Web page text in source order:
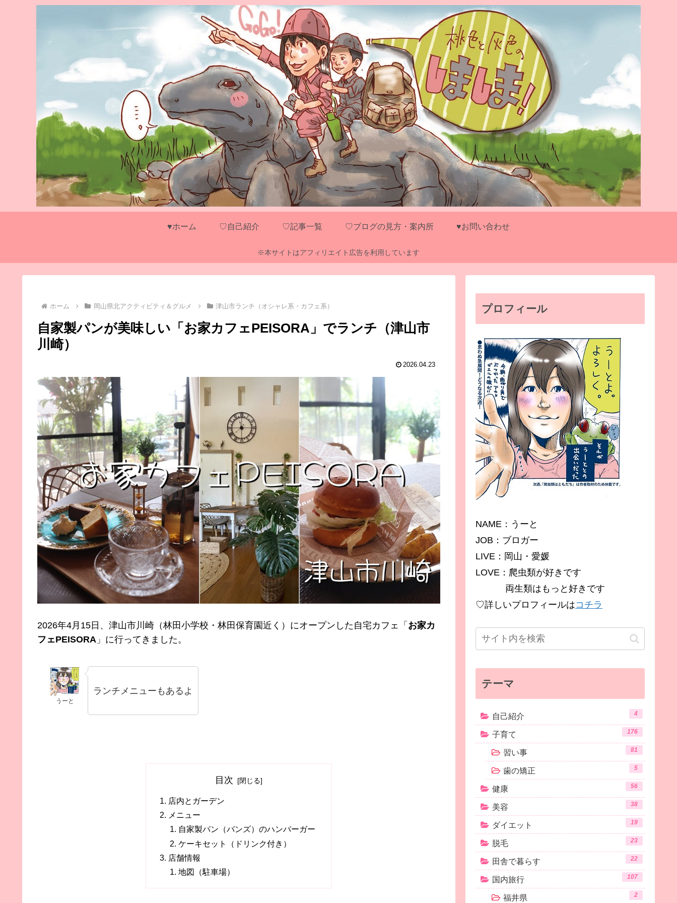
♥ホーム ♡自己紹介 ♡記事一覧 ♡ブログの見方・案内所 ♥お問い合わせ
※本サイトはアフィリエイト広告を利用しています
ホーム 岡山県北アクティビティ＆グルメ 津山市ランチ（オシャレ系・カフェ系）
自家製パンが美味しい「お家カフェPEISORA」でランチ（津山市
川崎）
2026.04.23
2026年4月15日、津山市川崎（林田小学校・林田保育園近く）にオープンした自宅カフェ「 お家カ
フェPEISORA 」に行ってきました。
うーと
ランチメニューもあるよ
目次
店内とガーデン
メニュー
自家製パン（バンズ）のハンバーガー
ケーキセット（ドリンク付き）
店舗情報
地図（駐車場）
プロフィール
NAME：うーと
JOB：ブロガー
LIVE：岡山・愛媛
LOVE：爬虫類が好きです
両生類はもっと好きです
♡詳しいプロフィールはコチラ
テーマ
自己紹介 4
子育て 176
習い事 81
歯の矯正 5
健康 56
美容 38
ダイエット 19
脱毛 23
田舎で暮らす 22
国内旅行 107
福井県 2